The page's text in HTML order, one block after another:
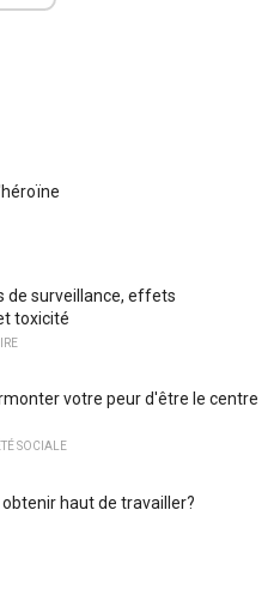
de surveillance, effets
toxicité
votre peur d'être le centre
SOCIALE
haut de travailler?